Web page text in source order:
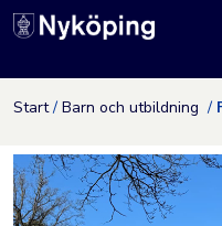
Nyköpings
Start Barn och utbildning